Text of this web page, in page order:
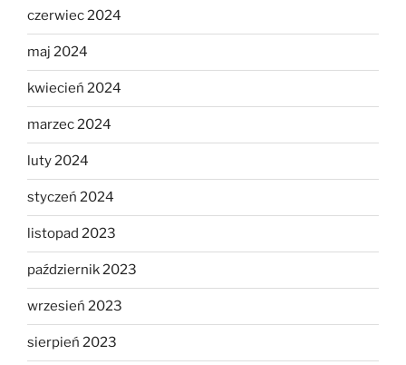
czerwiec 2024
maj 2024
kwiecień 2024
marzec 2024
luty 2024
styczeń 2024
listopad 2023
październik 2023
wrzesień 2023
sierpień 2023